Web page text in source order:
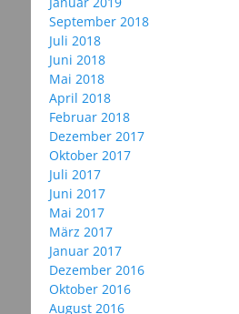
September 2018
Juli 2018
Juni 2018
Mai 2018
April 2018
Februar 2018
Dezember 2017
Oktober 2017
Juli 2017
Juni 2017
Mai 2017
März 2017
Januar 2017
Dezember 2016
Oktober 2016
August 2016